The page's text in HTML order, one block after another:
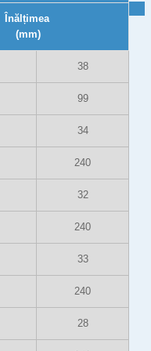
Înălțimea
(mm)
38
99
34
240
32
240
33
240
28